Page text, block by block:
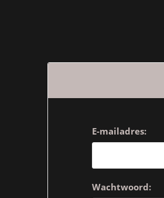
E-mailadres:
Wachtwoord: